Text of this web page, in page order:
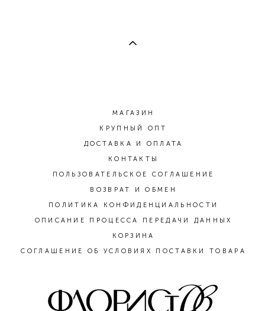
МАГАЗИН
КРУПНЫЙ ОПТ
ДОСТАВКА И ОПЛАТА
КОНТАКТЫ
ПОЛЬЗОВАТЕЛЬСКОЕ СОГЛАШЕНИЕ
ВОЗВРАТ И ОБМЕН
ПОЛИТИКА КОНФИДЕНЦИАЛЬНОСТИ
ОПИСАНИЕ ПРОЦЕССА ПЕРЕДАЧИ ДАННЫХ
КОРЗИНА
СОГЛАШЕНИЕ ОБ УСЛОВИЯХ ПОСТАВКИ ТОВАРА